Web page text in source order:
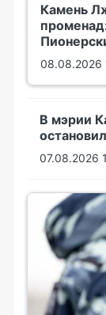
Камень
08.08.2026
В мэрии
07.08.2026